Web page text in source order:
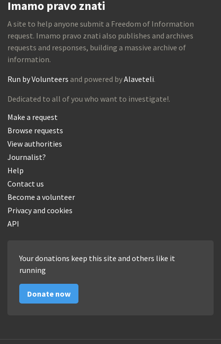
Imamo pravo znati
A site to help anyone submit a Freedom of Information
request. Imamo pravo znati also publishes and archives
requests and responses, building a massive archive of
information.
Run by Volunteers and powered byAlaveteli.
Dedicated to all of you who want to investigate!.
Make a request
Browse requests
View authorities
Journalist?
Help
Contact us
Become a volunteer
Privacy and cookies
API
Your donations keep this site and others like it
running
Donate now